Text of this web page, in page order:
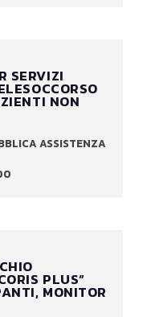
SERVIZI
NON
ASSISTENZA
PLUS”
MONITOR